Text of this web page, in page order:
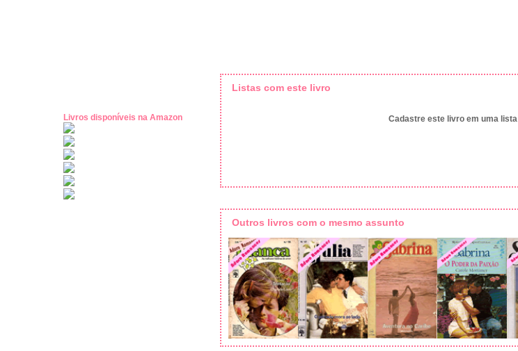
Livros disponíveis na Amazon
Listas com este livro
Cadastre este livro em uma lista
Outros livros com o mesmo assunto